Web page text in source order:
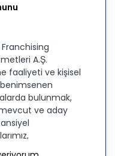
A.Ş.
faaliyeti ve kişisel
bulunmak,
ve aday